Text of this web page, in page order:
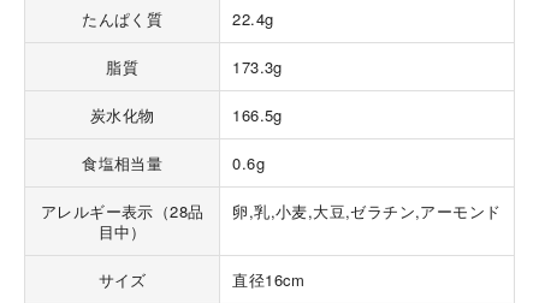
たんぱく質 22.4g
脂質 173.3g
炭水化物 166.5g
食塩相当量 0.6g
アレルギー表示（28品
目中）
卵,乳,小麦,大豆,ゼラチン,アーモンド
サイズ 直径16cm
岳や末広がりを意味す
。雄大な八ヶ岳山麓の自
れる、こだわりのスイー
Malaysia
UAE
Thailand
Vietnam